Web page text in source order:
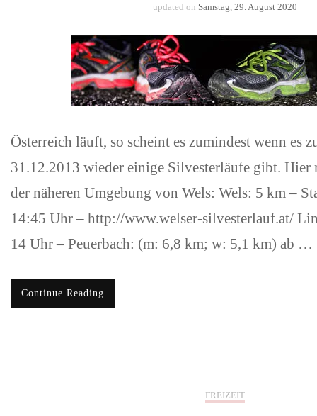
updated on Samstag, 29. August 2020
Österreich läuft, so scheint es zumindest wenn es
31.12.2013 wieder einige Silvesterläufe gibt. Hier
der näheren Umgebung von Wels: Wels: 5 km –
14:45 Uhr – http://www.welser-silvesterlauf.at/
14 Uhr – Peuerbach: (m: 6,8 km; w: 5,1 km) ab …
Continue Reading
FREIZEIT